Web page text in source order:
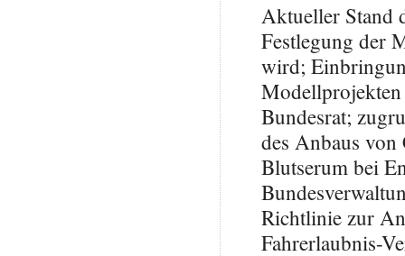
Aktueller Stand
Festlegung der
wird;
Bundesrat;
des Anbaus
Blutserum bei
Richtlinie zur
Fahrerlaubnis-